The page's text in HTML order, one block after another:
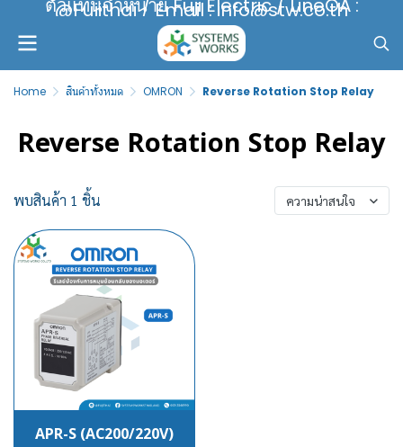
ตัวแทนจำหน่าย Fuji Electric / LineOA :
@Fujithai / Email : info@stw.co.th
Home สินค้าทั้งหมด OMRON Reverse Rotation Stop Relay
Reverse Rotation Stop Relay
พบสินค้า 1 ชิ้น ความน่าสนใจ
APR-S (AC200/220V)